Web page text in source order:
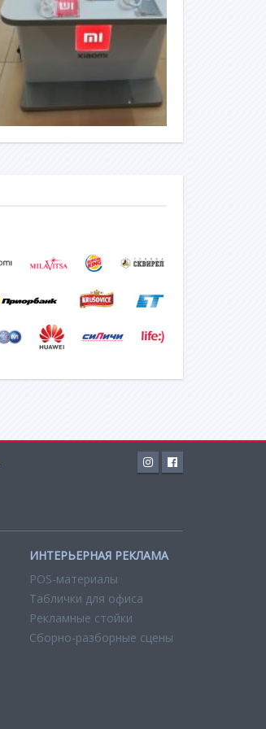
ИНТЕРЬЕРНАЯ РЕКЛАМА
POS-материалы
Таблички для офиса
Рекламные стойки
Сборно-разборные сцены